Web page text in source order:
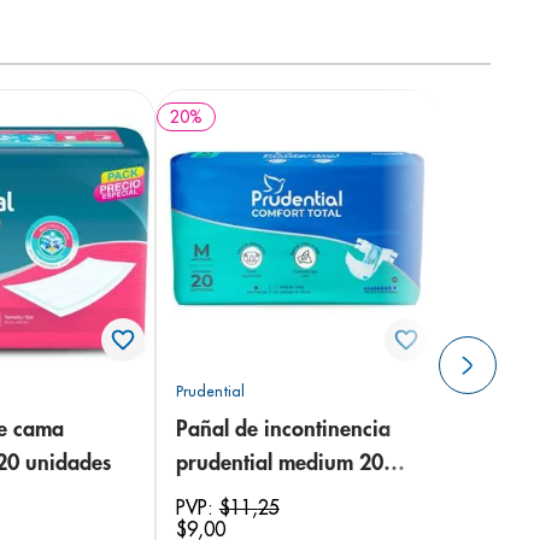
cama
unidades
20%
Prudential
Pañal de incontinencia
prudential medium 20
unidades
PVP:$11,25
$9,00